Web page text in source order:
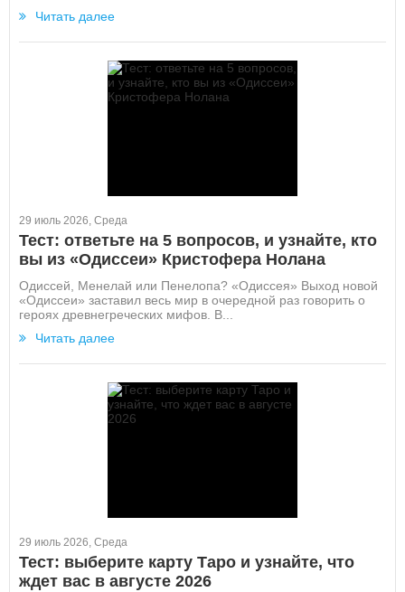
Читать далее
29 июль 2026, Среда
Тест: ответьте на 5 вопросов, и узнайте, кто
вы из «Одиссеи» Кристофера Нолана
Одиссей, Менелай или Пенелопа? «Одиссея» Выход новой
«Одиссеи» заставил весь мир в очередной раз говорить о
героях древнегреческих мифов. В...
Читать далее
29 июль 2026, Среда
Тест: выберите карту Таро и узнайте, что
ждет вас в августе 2026